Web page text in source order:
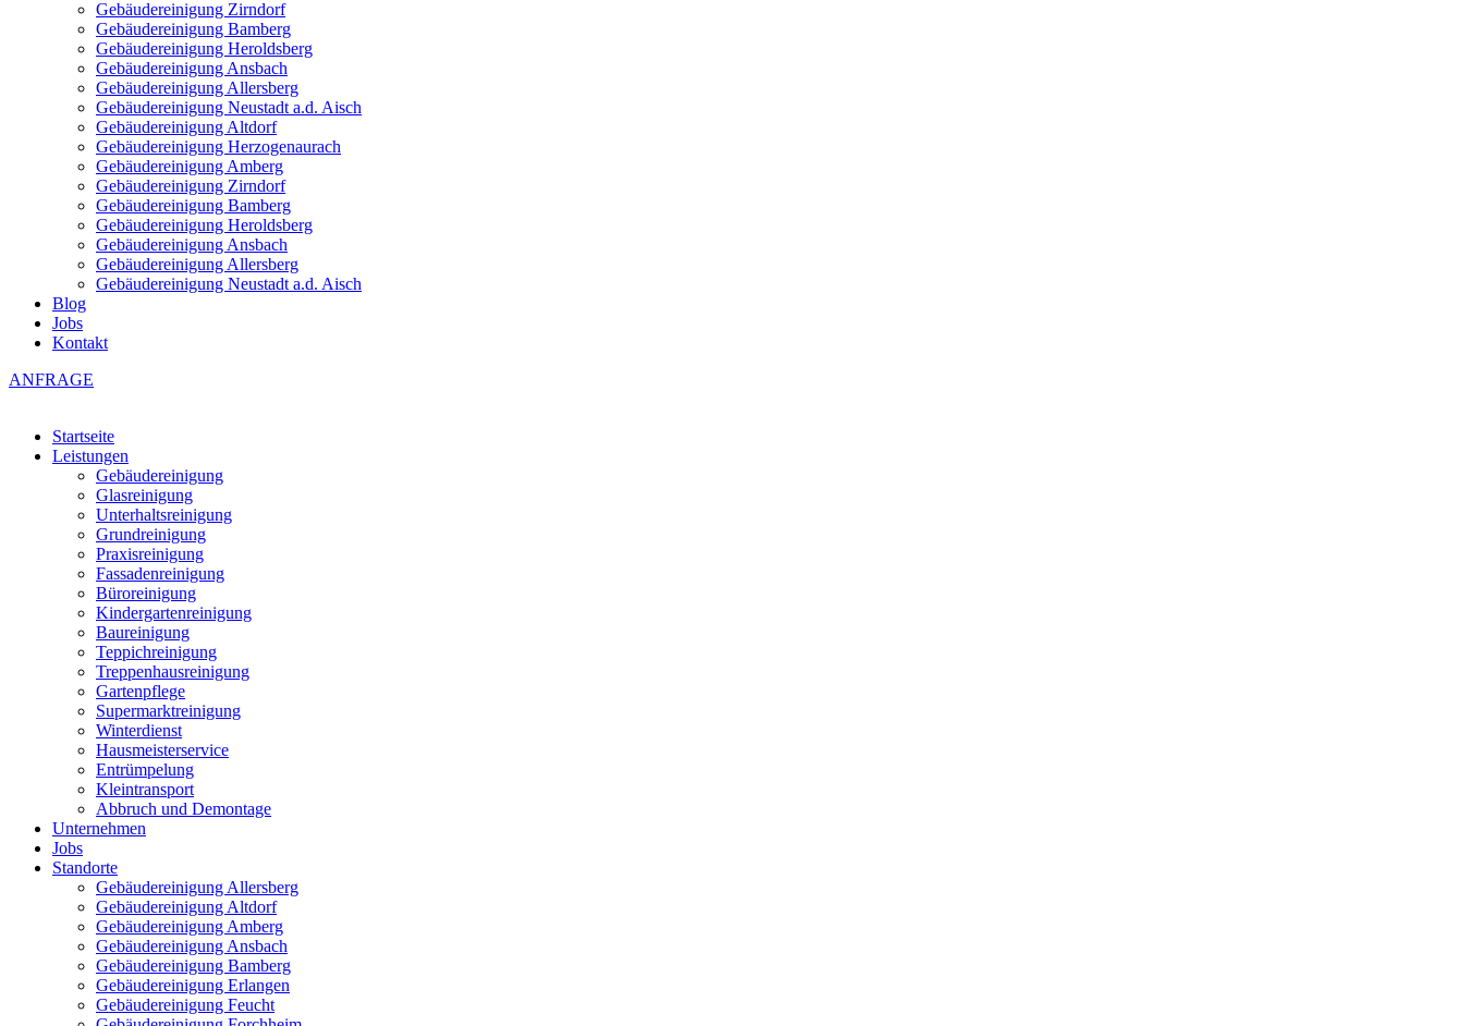
Gebäudereinigung Zirndorf
Gebäudereinigung Bamberg
Gebäudereinigung Heroldsberg
Gebäudereinigung Ansbach
Gebäudereinigung Allersberg
Gebäudereinigung Neustadt a.d. Aisch
Gebäudereinigung Altdorf
Gebäudereinigung Herzogenaurach
Gebäudereinigung Amberg
Gebäudereinigung Zirndorf
Gebäudereinigung Bamberg
Gebäudereinigung Heroldsberg
Gebäudereinigung Ansbach
Gebäudereinigung Allersberg
Gebäudereinigung Neustadt a.d. Aisch
Blog
Jobs
Kontakt
ANFRAGE
Startseite
Leistungen
Gebäudereinigung
Glasreinigung
Unterhaltsreinigung
Grundreinigung
Praxisreinigung
Fassadenreinigung
Büroreinigung
Kindergartenreinigung
Baureinigung
Teppichreinigung
Treppenhausreinigung
Gartenpflege
Supermarktreinigung
Winterdienst
Hausmeisterservice
Entrümpelung
Kleintransport
Abbruch und Demontage
Unternehmen
Jobs
Standorte
Gebäudereinigung Allersberg
Gebäudereinigung Altdorf
Gebäudereinigung Amberg
Gebäudereinigung Ansbach
Gebäudereinigung Bamberg
Gebäudereinigung Erlangen
Gebäudereinigung Feucht